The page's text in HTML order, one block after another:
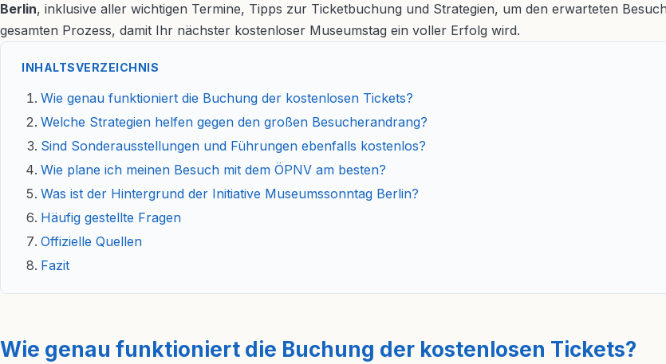
Berlin, inklusive aller wichtigen Termine, Tipps zur Ticketbuchung und Strategien, um den erwarteten
gesamten Prozess, damit Ihr nächster kostenloser Museumstag ein voller Erfolg wird.
INHALTSVERZEICHNIS
Wie genau funktioniert die Buchung der kostenlosen Tickets?
Welche Strategien helfen gegen den großen Besucherandrang?
Sind Sonderausstellungen und Führungen ebenfalls kostenlos?
Wie plane ich meinen Besuch mit dem ÖPNV am besten?
Was ist der Hintergrund der Initiative Museumssonntag Berlin?
Häufig gestellte Fragen
Offizielle Quellen
Fazit
Wie genau funktioniert die Buchung der kostenlosen Tickets?